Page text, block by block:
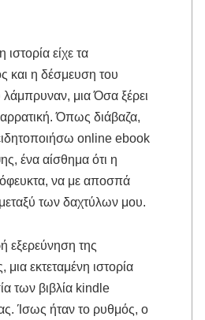
είχε τα
και η δέσμευση του
μια Όσα ξέρει
Όπως διάβαζα,
online ebook
ένα αίσθημα ότι η
να με αποσπά
των δαχτύλων μου.
εξερεύνηση της
εκτεταμένη ιστορία
των βιβλία kindle
Ίσως ήταν το ρυθμός, ο